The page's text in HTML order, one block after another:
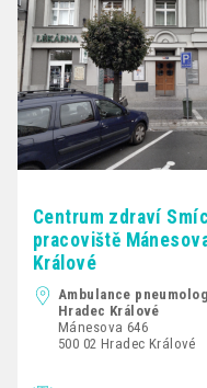
Centrum zdraví
pracoviště
Králové
Ambulance
Hradec Králové
Mánesova 646
500 02 Hradec Králové